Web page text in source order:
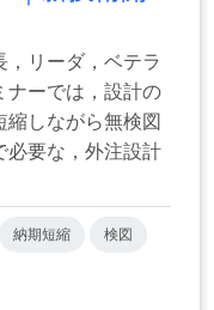
リーダ，ベテラ
ナーでは，設計の
縮しながら無検図
必要な，外注設計
納期短縮 検図